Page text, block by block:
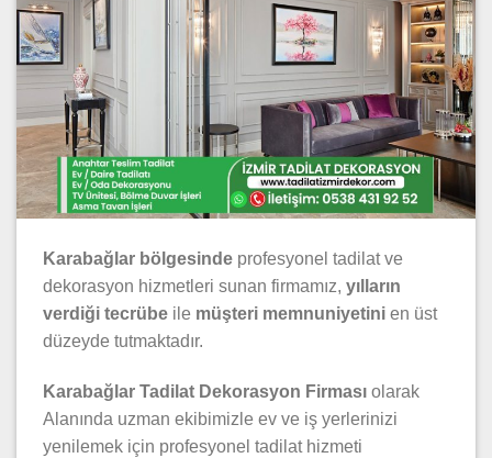
Karabağlar bölgesinde profesyonel tadilat ve
dekorasyon hizmetleri sunan firmamız, yılların
verdiği tecrübe ile müşteri memnuniyetini en üst
düzeyde tutmaktadır.
Karabağlar Tadilat Dekorasyon Firması olarak
Alanında uzman ekibimizle ev ve iş yerlerinizi
yenilemek için profesyonel tadilat hizmeti